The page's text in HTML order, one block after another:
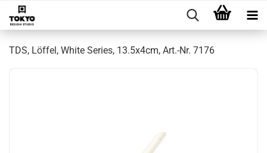
TDS, Löffel, White Series, 13.5x4cm, Art.-Nr. 7176